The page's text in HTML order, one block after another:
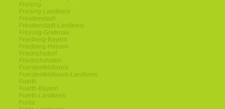
Freising
Freising-Landkreis
Freudenstadt
Freudenstadt-Landkreis
Freyung-Grafenau
Friedberg-Bayern
Friedberg-Hessen
Friedrichsdorf
Friedrichshafen
Fuerstenfeldbruck
Fuerstenfeldbruck-Landkreis
Fuerth
Fuerth-Bayern
Fuerth-Landkreis
Fulda